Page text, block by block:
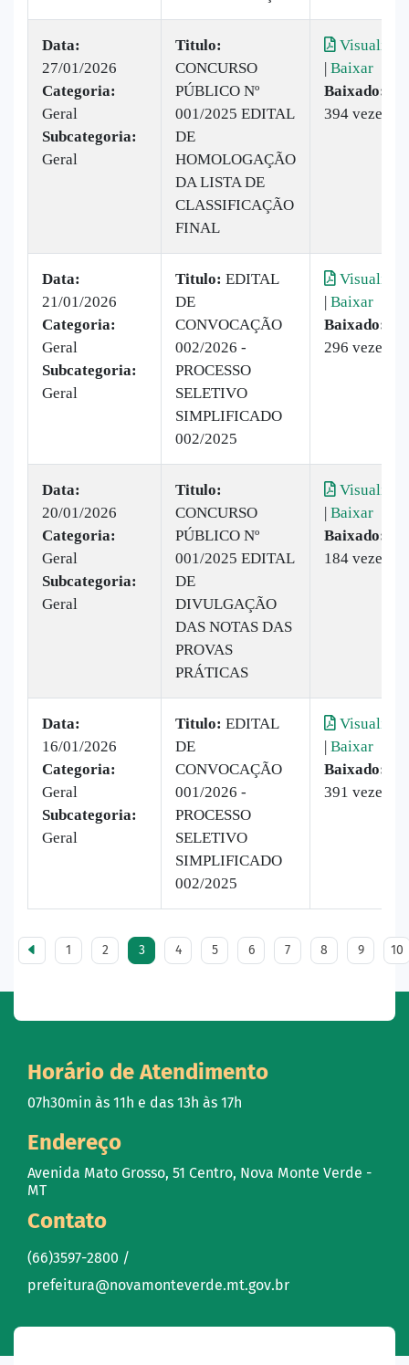
Data:
27/01/2026
Categoria:
Geral
Subcategoria:
Geral
Titulo:
CONCURSO
PÚBLICO Nº
001/2025 EDITAL
DE
HOMOLOGAÇÃO
DA LISTA DE
CLASSIFICAÇÃO
FINAL
Visualizar
| Baixar
Baixado:
394 vezes
Data:
21/01/2026
Categoria:
Geral
Subcategoria:
Geral
Titulo: EDITAL
DE
CONVOCAÇÃO
002/2026 -
PROCESSO
SELETIVO
SIMPLIFICADO
002/2025
Visualizar
| Baixar
Baixado:
296 vezes
Data:
20/01/2026
Categoria:
Geral
Subcategoria:
Geral
Titulo:
CONCURSO
PÚBLICO Nº
001/2025 EDITAL
DE
DIVULGAÇÃO
DAS NOTAS DAS
PROVAS
PRÁTICAS
Visualizar
| Baixar
Baixado:
184 vezes
Data:
16/01/2026
Categoria:
Geral
Subcategoria:
Geral
Titulo: EDITAL
DE
CONVOCAÇÃO
001/2026 -
PROCESSO
SELETIVO
SIMPLIFICADO
002/2025
Visualizar
| Baixar
Baixado:
391 vezes
1 2 3 4 5 6 7 8 9 10
Horário de Atendimento
07h30min às 11h e das 13h às 17h
Endereço
Avenida Mato Grosso, 51 Centro, Nova Monte Verde -
MT
Contato
(66)3597-2800 /
prefeitura@novamonteverde.mt.gov.br